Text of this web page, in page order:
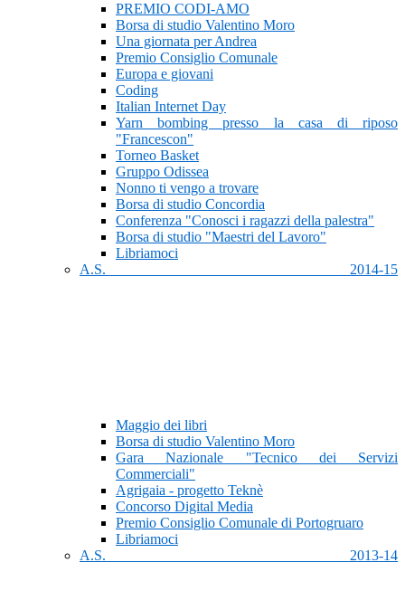
PREMIO CODI-AMO
Borsa di studio Valentino Moro
Una giornata per Andrea
Premio Consiglio Comunale
Europa e giovani
Coding
Italian Internet Day
Yarn bombing presso la casa di riposo
"Francescon"
Torneo Basket
Gruppo Odissea
Nonno ti vengo a trovare
Borsa di studio Concordia
Conferenza "Conosci i ragazzi della palestra"
Borsa di studio "Maestri del Lavoro"
Libriamoci
A.S. 2014-15
Maggio dei libri
Borsa di studio Valentino Moro
Gara Nazionale "Tecnico dei Servizi
Commerciali"
Agrigaia - progetto Teknè
Concorso Digital Media
Premio Consiglio Comunale di Portogruaro
Libriamoci
A.S. 2013-14